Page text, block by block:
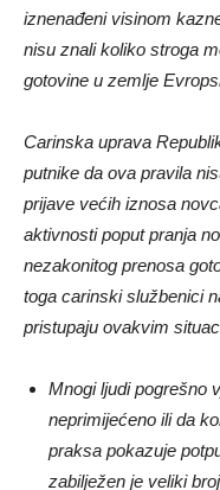
iznenađeni visinom
nisu znali koliko stroga
gotovine u zemlje
Carinska uprava
putnike da ova pravila
prijave većih iznosa
aktivnosti poput pranja
nezakonitog prenosa
toga carinski službenici
pristupaju ovakvim
Mnogi ljudi pogrešno
neprimijećeno ili da
praksa pokazuje
zabilježen je veliki